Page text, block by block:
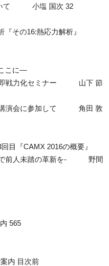
いて 小塩 国次 32
析『その16:熱応力解析』
こに―
即戦力化セミナー 山下 節
講演会に参加して 角田 敦
目『CAMX 2016の概要』
で前人未踏の革新を- 野間
565
内 目次前